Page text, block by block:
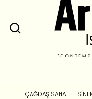
ÇAĞDAŞ SANAT